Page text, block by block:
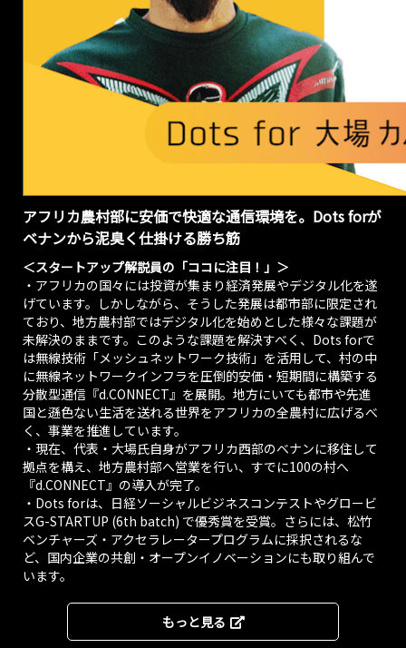
ピー事業「村の
印刷サービス」
を開始します
株式会社Dots for
は、ブラザー工業
刷やコピーができ
ることへの価値」
についてベナンで
検証を行ってきま
したが、この度そ
の取り組みを加速
するべくブラザー
工業との資本業務
提携を行うことと
なりました。
2025/06/20
PR Times
farmers 360°
link をパートナ
ーとしたザンビ
ア地⽅農村での
フランチャイズ
展開を開始
株式会社 Dots for
は、farmers 360°
linkと協⼒し、
FL360が活動する
村部のコミュニテ
アフリカ農村部に安価で快適な通信環境を。Dots forが
ベナンから泥臭く仕掛ける勝ち筋
＜スタートアップ解説員の「ココに注目！」＞
・アフリカの国々には投資が集まり経済発展やデジタル化を遂
げています。しかしながら、そうした発展は都市部に限定され
ており、地方農村部ではデジタル化を始めとした様々な課題が
未解決のままです。このような課題を解決すべく、Dots forで
は無線技術「メッシュネットワーク技術」を活用して、村の中
に無線ネットワークインフラを圧倒的安価・短期間に構築する
分散型通信『d.CONNECT』を展開。地方にいても都市や先進
国と遜色ない生活を送れる世界をアフリカの全農村に広げるべ
く、事業を推進しています。
・現在、代表・大場氏自身がアフリカ西部のベナンに移住して
拠点を構え、地方農村部へ営業を行い、すでに100の村へ
『d.CONNECT』の導入が完了。
・Dots forは、日経ソーシャルビジネスコンテストやグロービ
スG-STARTUP (6th batch) で優秀賞を受賞。さらには、松竹
ベンチャーズ・アクセラレータープログラムに採択されるな
ど、国内企業の共創・オープンイノベーションにも取り組んで
います。
もっと見る